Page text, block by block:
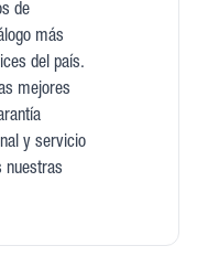
de
más
del país.
mejores
y servicio
nuestras